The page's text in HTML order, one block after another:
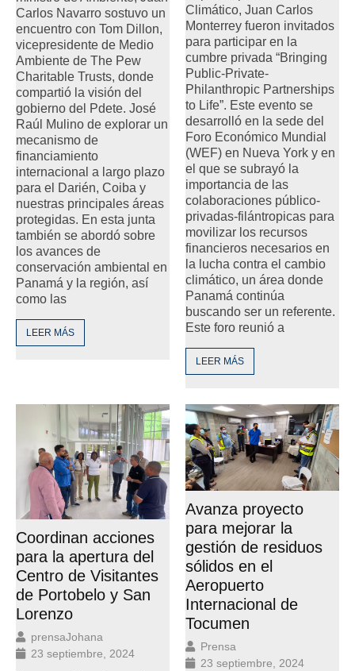
Carlos Navarro sostuvo un
encuentro con Tom Dillon,
vicepresidente de Medio
Ambiente de The Pew
Charitable Trusts, donde
compartió la visión del
gobierno del Pdete. José
Raúl Mulino de explorar un
mecanismo de
financiamiento
internacional a largo plazo
para el Darién, Coiba y
nuestras principales áreas
protegidas. En esta junta
también se abordó sobre
los avances de
conservación ambiental en
Panamá y la región, así
como las
LEER MÁS
Climático, Juan Carlos
Monterrey fueron invitados
para participar en la
cumbre privada “Bringing
Public-Private-
Philanthropic Partnerships
to Life”. Este evento se
desarrolló en la sede del
Foro Económico Mundial
(WEF) en Nueva York y en
el que se subrayó la
importancia de las
colaboraciones público-
privadas-filántropicas para
movilizar los recursos
financieros necesarios en
la lucha contra el cambio
climático, un área donde
Panamá continúa
buscando ser un referente.
Este foro reunió a
LEER MÁS
Coordinan acciones
para la apertura del
Centro de Visitantes
de Portobelo y San
Lorenzo
prensaJohana
23 septiembre, 2024
Avanza proyecto
para mejorar la
gestión de residuos
sólidos en el
Aeropuerto
Internacional de
Tocumen
Prensa
23 septiembre, 2024